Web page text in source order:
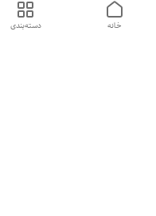
دسته‌بندی خانه